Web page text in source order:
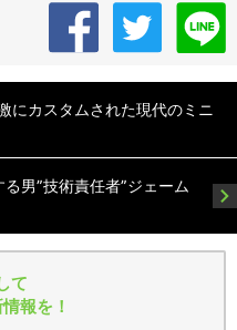
にカスタムされた現代のミニ
男”技術責任者”ジェーム
て
報を！